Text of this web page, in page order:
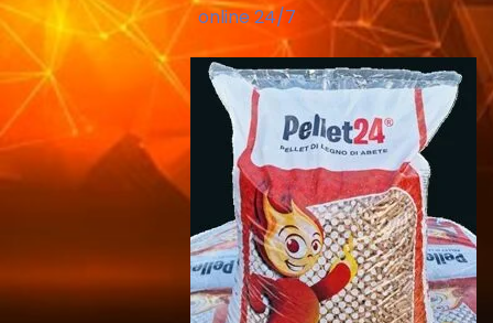
online 24/7